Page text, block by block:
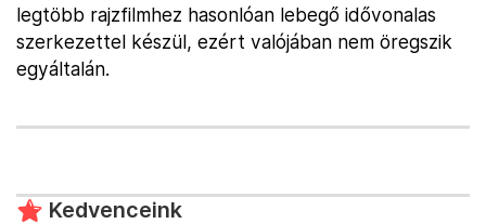
legtöbb rajzfilmhez hasonlóan lebegő idővonalas
szerkezettel készül, ezért valójában nem öregszik
egyáltalán.
Kedvenceink